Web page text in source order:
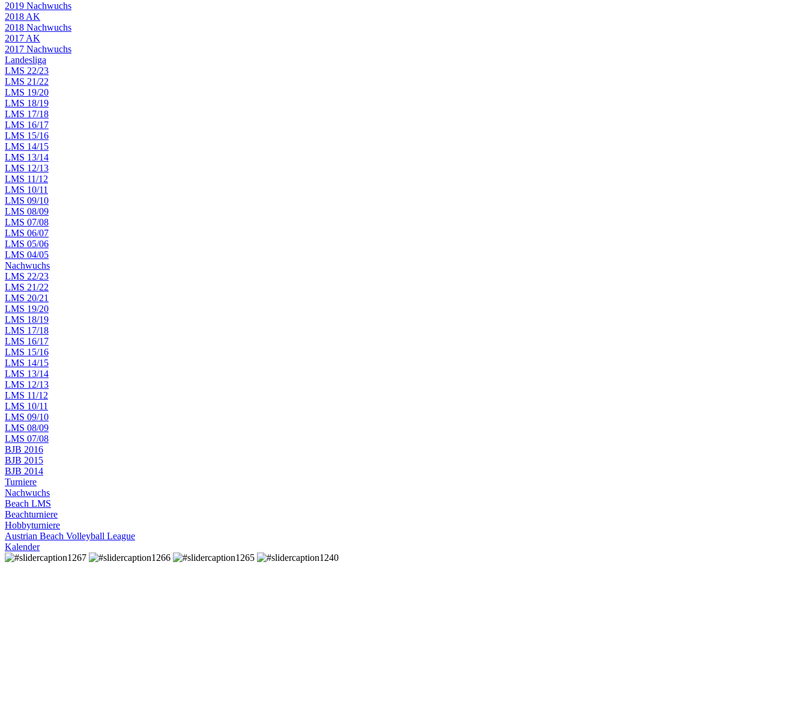
2019 Nachwuchs
2018 AK
2018 Nachwuchs
2017 AK
2017 Nachwuchs
Landesliga
LMS 22/23
LMS 21/22
LMS 19/20
LMS 18/19
LMS 17/18
LMS 16/17
LMS 15/16
LMS 14/15
LMS 13/14
LMS 12/13
LMS 11/12
LMS 10/11
LMS 09/10
LMS 08/09
LMS 07/08
LMS 06/07
LMS 05/06
LMS 04/05
Nachwuchs
LMS 22/23
LMS 21/22
LMS 20/21
LMS 19/20
LMS 18/19
LMS 17/18
LMS 16/17
LMS 15/16
LMS 14/15
LMS 13/14
LMS 12/13
LMS 11/12
LMS 10/11
LMS 09/10
LMS 08/09
LMS 07/08
BJB 2016
BJB 2015
BJB 2014
Turniere
Nachwuchs
Beach LMS
Beachturniere
Hobbyturniere
Austrian Beach Volleyball League
Kalender